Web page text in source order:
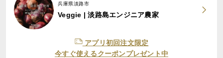
兵庫県淡路市
Veggie | 淡路島エンジニア農家
アプリ初回注文限定
今すぐ使えるクーポンプレゼント中